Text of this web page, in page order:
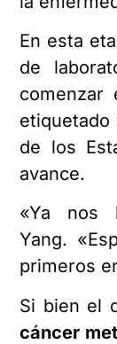
En esta
de
comenzar
etiquetado
de los
avance.
«Ya nos
Yang.
primeros
Si bien el
cáncer